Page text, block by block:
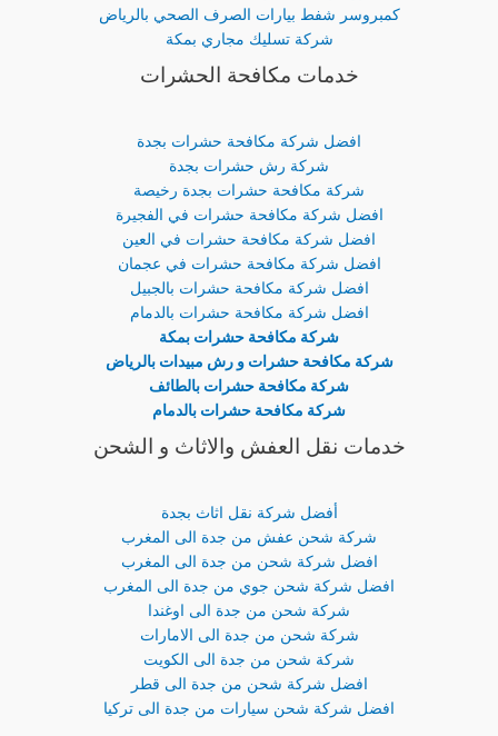
كمبروسر شفط بيارات الصرف الصحي بالرياض
شركة تسليك مجاري بمكة
خدمات مكافحة الحشرات
افضل شركة مكافحة حشرات بجدة
شركة رش حشرات بجدة
شركة مكافحة حشرات بجدة رخيصة
افضل شركة مكافحة حشرات في الفجيرة
افضل شركة مكافحة حشرات في العين
افضل شركة مكافحة حشرات في عجمان
افضل شركة مكافحة حشرات بالجبيل
افضل شركة مكافحة حشرات بالدمام
شركة مكافحة حشرات بمكة
شركة مكافحة حشرات و رش مبيدات بالرياض
شركة مكافحة حشرات بالطائف
شركة مكافحة حشرات بالدمام
خدمات نقل العفش والاثاث و الشحن
أفضل شركة نقل اثاث بجدة
شركة شحن عفش من جدة الى المغرب
افضل شركة شحن من جدة الى المغرب
افضل شركة شحن جوي من جدة الى المغرب
شركة شحن من جدة الى اوغندا
شركة شحن من جدة الى الامارات
شركة شحن من جدة الى الكويت
افضل شركة شحن من جدة الى قطر
افضل شركة شحن سيارات من جدة الى تركيا